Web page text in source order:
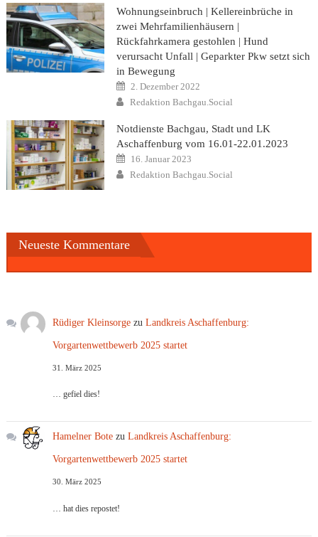
Wohnungseinbruch | Kellereinbrüche in
zwei Mehrfamilienhäusern |
Rückfahrkamera gestohlen | Hund
verursacht Unfall | Geparkter Pkw setzt sich
in Bewegung
Posted
on
2. Dezember 2022
Author
Redaktion Bachgau.Social
Notdienste Bachgau, Stadt und LK
Aschaffenburg vom 16.01-22.01.2023
Posted
on
16. Januar 2023
Author
Redaktion Bachgau.Social
Neueste Kommentare
Rüdiger Kleinsorge zuLandkreis Aschaffenburg:
Vorgartenwettbewerb 2025 startet
31. März 2025
… gefiel dies!
Hamelner Bote zuLandkreis Aschaffenburg:
Vorgartenwettbewerb 2025 startet
30. März 2025
… hat dies repostet!